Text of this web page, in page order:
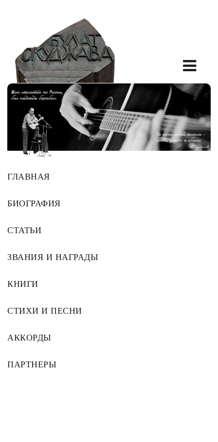
ГЛАВНАЯ
БИОГРАФИЯ
СТАТЬИ
ЗВАНИЯ И НАГРАДЫ
КНИГИ
СТИХИ И ПЕСНИ
АККОРДЫ
ПАРТНЕРЫ